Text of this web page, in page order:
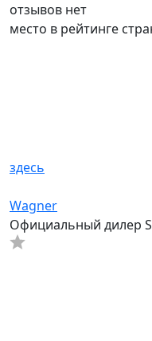
отзывов нет
место в рейтинге
здесь
Wagner
Официальный дилер